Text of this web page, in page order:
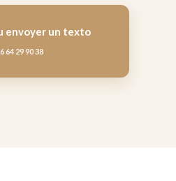
envoyer un texto
64 29 90 38